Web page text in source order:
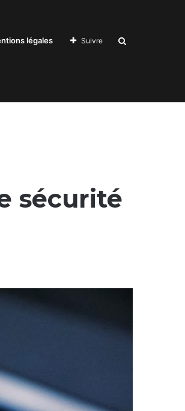
légales Suivre
sécurité